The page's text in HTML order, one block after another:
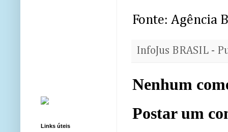
Fonte: Agência
InfoJus BRASIL -
Nenhum
Postar um
Links úteis